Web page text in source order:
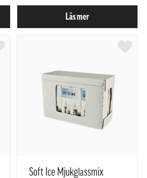
Läs mer
Soft Ice Mjukglassmix